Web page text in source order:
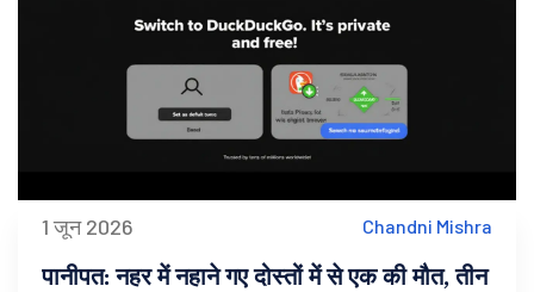
1 जून 2026 Chandni Mishra
पानीपत: नहर में नहाने गए दोस्तों में से एक की मौत, तीन